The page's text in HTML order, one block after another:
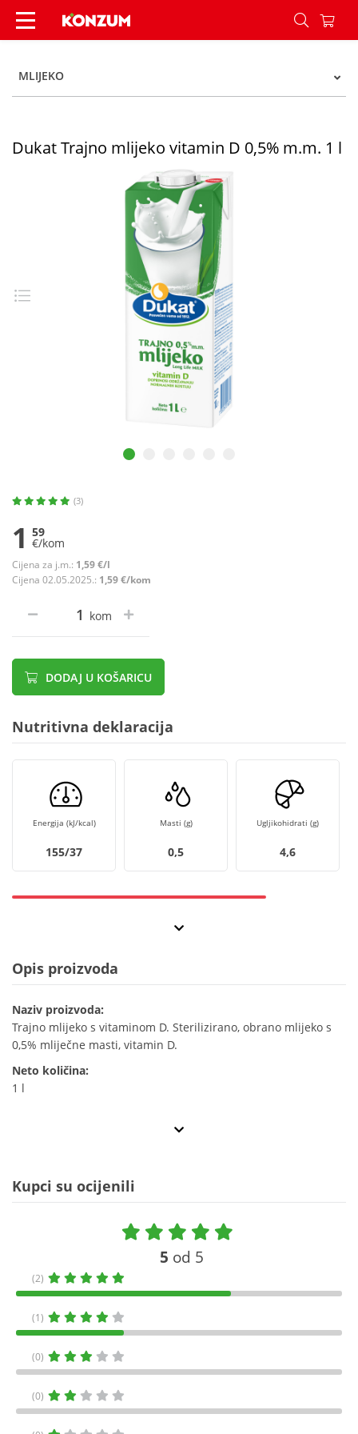
Dukat Trajno mlijeko vitamin D 0,5% m.m. 1 l -
MLIJEKO
Dukat Trajno mlijeko vitamin D 0,5% m.m. 1 l
(3)
1 59
€/kom
Cijena za j.m.: 1,59 €/l
Cijena 02.05.2025.: 1,59 €/kom
kom
DODAJ U KOŠARICU
Nutritivna deklaracija
Energija (kJ/kcal)
155/37
Masti (g)
0,5
Ugljikohidrati (g)
4,6
Opis proizvoda
Naziv proizvoda:
Trajno mlijeko s vitaminom D. Sterilizirano, obrano mlijeko s
0,5% mliječne masti, vitamin D.
Neto količina:
1 l
Kupci su ocijenili
5 od 5
(2)
(1)
(0)
(0)